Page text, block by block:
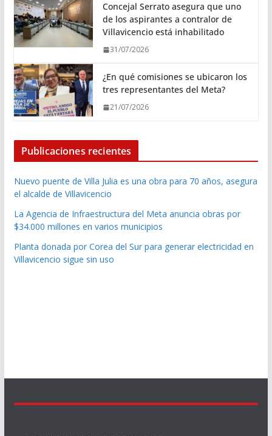
Concejal Serrato asegura que uno
de los aspirantes a contralor de
Villavicencio está inhabilitado
31/07/2026
¿En qué comisiones se ubicaron los
tres representantes del Meta?
21/07/2026
Publicaciones recientes
Nuevo puente de Villa Julia es una obra para 70 años, asegura
el alcalde de Villavicencio
La Agencia de Infraestructura del Meta anuncia obras por
$34.000 millones en varios municipios
Planta donada por Corea del Sur para generar electricidad en
Villavicencio sigue sin uso